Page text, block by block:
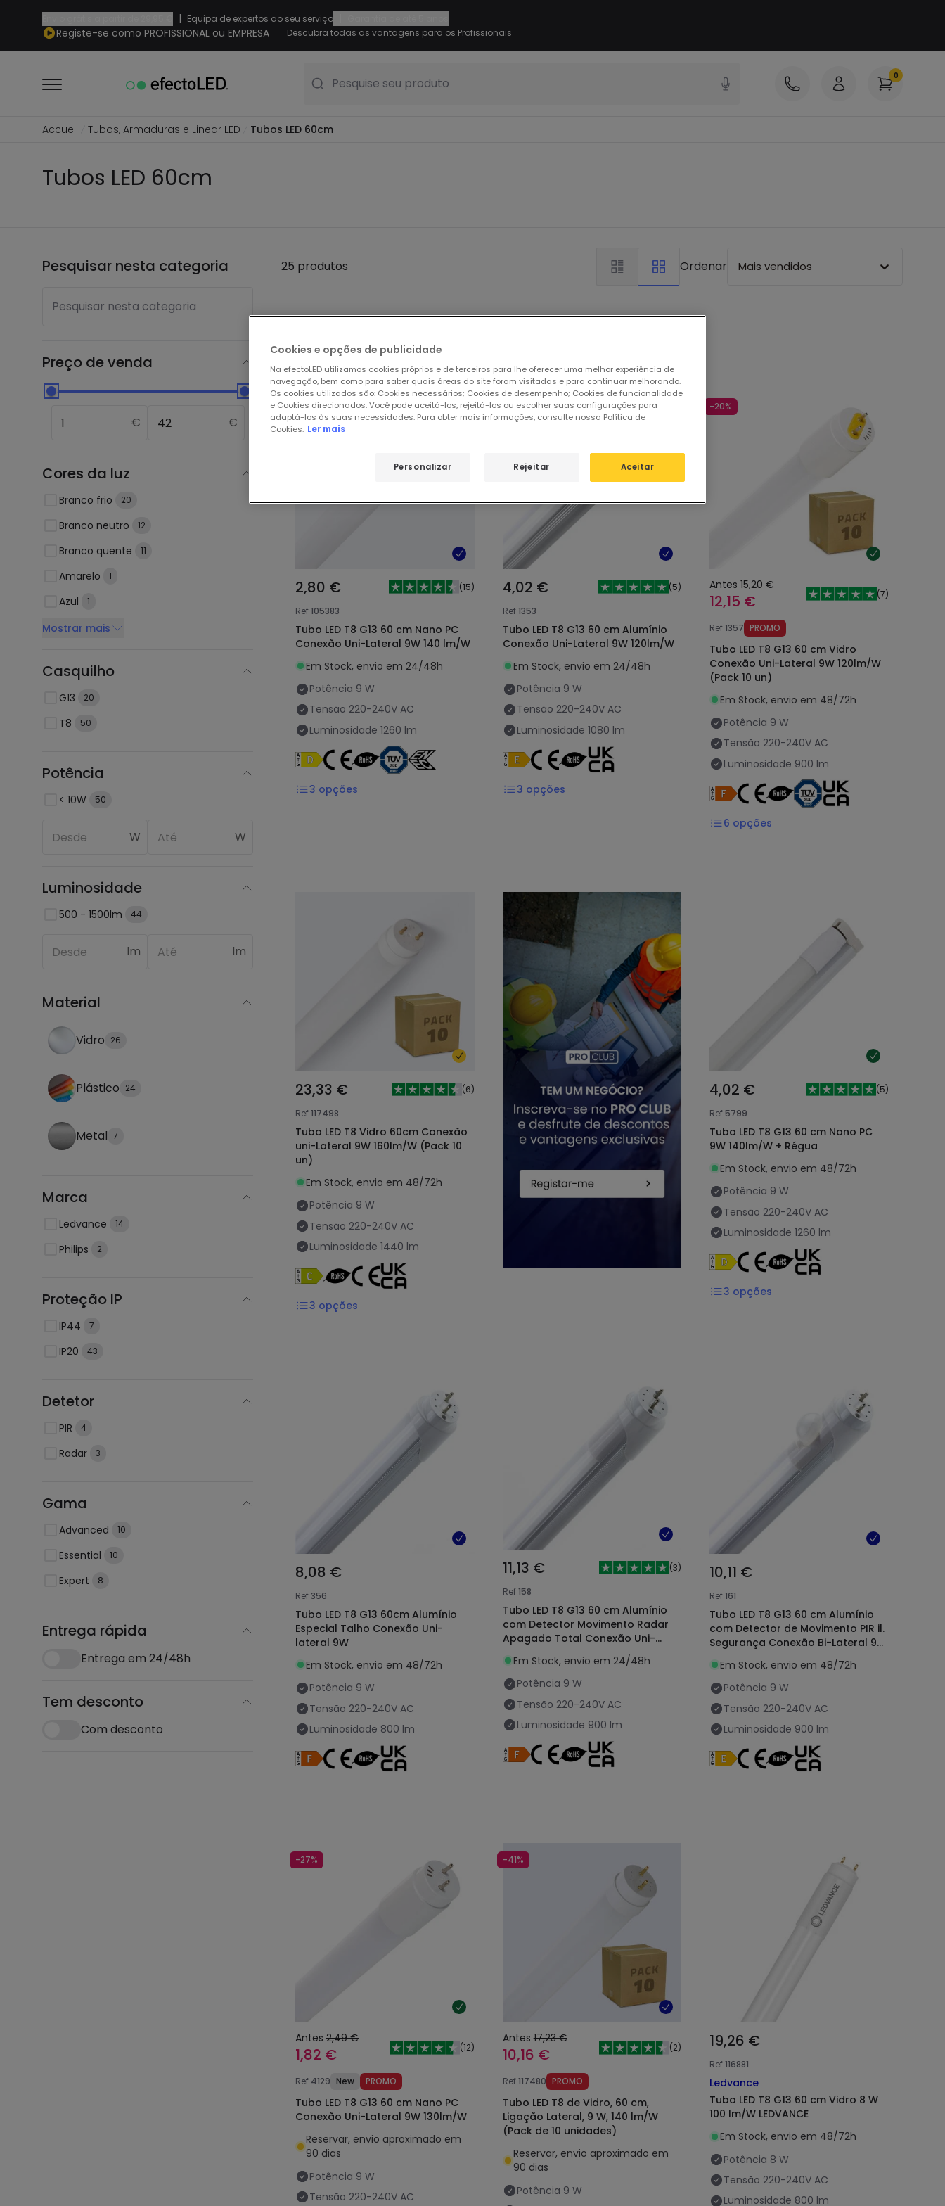
| Equipa de expertos ao seu serviço
Registe-se como PROFISSIONAL ou EMPRESA Descubra todas as vantagens para os Profissionais
Pesquise seu produto 0
Accueil Tubos, Armaduras e Linear LED Tubos LED 60cm
Tubos LED 60cm
Pesquisar nesta categoria
Pesquisar nesta categoria
Preço de venda
€ €
Cores da luz
Branco frio 20
Branco neutro 12
Branco quente 11
Amarelo 1
Azul 1
Mostrar mais
Casquilho
G13 20
T8 50
Potência
< 10W 50
W W
Luminosidade
500 - 1500lm 44
lm lm
Material
Vidro 26
Plástico 24
Metal 7
Marca
Ledvance 14
Philips 2
Proteção IP
IP44 7
IP20 43
Detetor
PIR 4
Radar 3
Gama
Advanced 10
Essential 10
Expert 8
Entrega rápida
Entrega em 24/48h
Tem desconto
Com desconto
25 produtos Ordenar Mais vendidos
2,80 € (15)
Ref105383
Tubo LED T8 G13 60 cm Nano PC
Conexão Uni-Lateral 9W 140 lm/W
Em Stock, envio em 24/48h
Potência 9 W
Tensão 220-240V AC
Luminosidade 1260 lm
3 opções
4,02 € (5)
Ref1353
Tubo LED T8 G13 60 cm Alumínio
Conexão Uni-Lateral 9W 120lm/W
Em Stock, envio em 24/48h
Potência 9 W
Tensão 220-240V AC
Luminosidade 1080 lm
3 opções
-20%
Antes 15,20 €
12,15 € (7)
Ref1357 PROMO
Tubo LED T8 G13 60 cm Vidro
Conexão Uni-Lateral 9W 120lm/W
(Pack 10 un)
Em Stock, envio em 48/72h
Potência 9 W
Tensão 220-240V AC
Luminosidade 900 lm
6 opções
23,33 € (6)
Ref117498
Tubo LED T8 Vidro 60cm Conexão
uni-Lateral 9W 160lm/W (Pack 10
un)
Em Stock, envio em 48/72h
Potência 9 W
Tensão 220-240V AC
Luminosidade 1440 lm
3 opções
4,02 € (5)
Ref 5799
Tubo LED T8 G13 60 cm Nano PC
9W 140lm/W + Régua
Em Stock, envio em 48/72h
Potência 9 W
Tensão 220-240V AC
Luminosidade 1260 lm
3 opções
8,08 €
Ref356
Tubo LED T8 G13 60cm Alumínio
Especial Talho Conexão Uni-
lateral 9W
Em Stock, envio em 48/72h
Potência 9 W
Tensão 220-240V AC
Luminosidade 800 lm
11,13 € (3)
Ref158
Tubo LED T8 G13 60 cm Alumínio
com Detector Movimento Radar
Apagado Total Conexão Uni-
Em Stock, envio em 24/48h
Potência 9 W
Tensão 220-240V AC
Luminosidade 900 lm
10,11 €
Ref161
Tubo LED T8 G13 60 cm Alumínio
com Detector de Movimento PIR il.
Segurança Conexão Bi-Lateral 9W
Em Stock, envio em 48/72h
Potência 9 W
Tensão 220-240V AC
Luminosidade 900 lm
-27%
Antes 2,49 €
1,82 € (12)
Ref 4129 New PROMO
Tubo LED T8 G13 60 cm Nano PC
Conexão Uni-Lateral 9W 130lm/W
Reservar, envio aproximado em
90 dias
Potência 9 W
Tensão 220-240V AC
-41%
Antes 17,23 €
10,16 € (2)
Ref117480 PROMO
Tubo LED T8 de Vidro, 60 cm,
Ligação Lateral, 9 W, 140 lm/W
(Pack de 10 unidades)
Reservar, envio aproximado em
90 dias
Potência 9 W
19,26 €
Ref116881
Ledvance
Tubo LED T8 G13 60 cm Vidro 8 W
100 lm/W LEDVANCE
Em Stock, envio em 48/72h
Potência 8 W
Tensão 220-240V AC
Luminosidade 800 lm
Cookies e opções de publicidade
Na efectoLED utilizamos cookies próprios e de terceiros para lhe oferecer uma melhor experiência de
navegação, bem como para saber quais áreas do site foram visitadas e para continuar melhorando.
Os cookies utilizados são: Cookies necessários; Cookies de desempenho; Cookies de funcionalidade
e Cookies direcionados. Você pode aceitá-los, rejeitá-los ou escolher suas configurações para
adaptá-los às suas necessidades. Para obter mais informações, consulte nossa Política de
Cookies. Ler mais
Rejeitar Aceitar
Personalizar